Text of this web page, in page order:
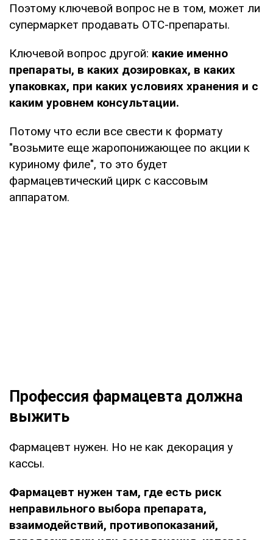
Поэтому ключевой вопрос не в том, может ли
супермаркет продавать OTC-препараты.
Ключевой вопрос другой: какие именно
препараты, в каких дозировках, в каких
упаковках, при каких условиях хранения и с
каким уровнем консультации.
Потому что если все свести к формату
"возьмите еще жаропонижающее по акции к
куриному филе", то это будет
фармацевтический цирк с кассовым
аппаратом.
Профессия фармацевта должна
выжить
Фармацевт нужен. Но не как декорация у
кассы.
Фармацевт нужен там, где есть риск
неправильного выбора препарата,
взаимодействий, противопоказаний,